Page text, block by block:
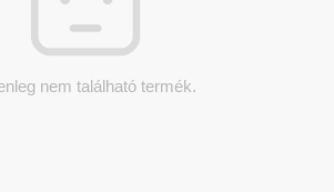
nem található termék.